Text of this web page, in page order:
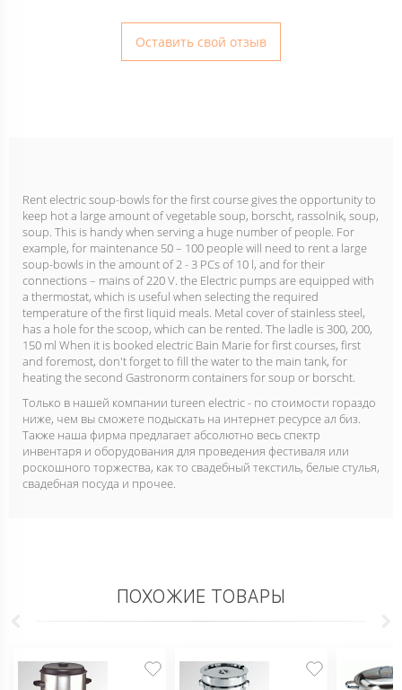
Оставить свой отзыв
Rent electric soup-bowls for the first course gives the opportunity to
keep hot a large amount of vegetable soup, borscht, rassolnik, soup,
soup. This is handy when serving a huge number of people. For
example, for maintenance 50 – 100 people will need to rent a large
soup-bowls in the amount of 2 - 3 PCs of 10 l, and for their
connections – mains of 220 V. the Electric pumps are equipped with
a thermostat, which is useful when selecting the required
temperature of the first liquid meals. Metal cover of stainless steel,
has a hole for the scoop, which can be rented. The ladle is 300, 200,
150 ml When it is booked electric Bain Marie for first courses, first
and foremost, don't forget to fill the water to the main tank, for
heating the second Gastronorm containers for soup or borscht.
Только в нашей компании tureen electric - по стоимости гораздо
ниже, чем вы сможете подыскать на интернет ресурсе ал биз.
Также наша фирма предлагает абсолютно весь спектр
инвентаря и оборудования для проведения фестиваля или
роскошного торжества, как то свадебный текстиль, белые стулья,
свадебная посуда и прочее.
ПОХОЖИЕ ТОВАРЫ